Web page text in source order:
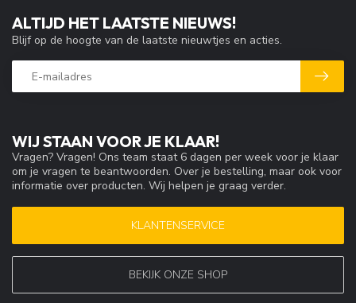
WIJ STAAN VOOR JE KLAAR!
Vragen? Vragen! Ons team staat 6 dagen per week voor je klaar
om je vragen te beantwoorden. Over je bestelling, maar ook voor
informatie over producten. Wij helpen je graag verder.
KLANTENSERVICE
BEKIJK ONZE SHOP
ALTIJD HET LAATSTE NIEUWS!
Blijf op de hoogte van de laatste nieuwtjes en acties.